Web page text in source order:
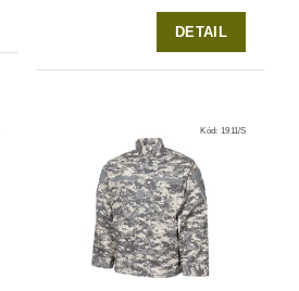
DETAIL
Kód: 1911/S